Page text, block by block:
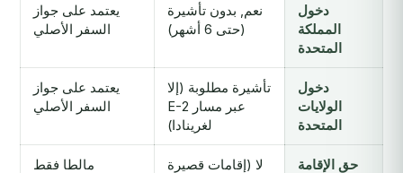
دخول
المملكة
المتحدة
نعم, بدون تأشيرة
(حتى 6 أشهر)
يعتمد على جواز
السفر الأصلي
دخول
الولايات
المتحدة
تأشيرة مطلوبة (إلا
عبر مسار E-2
لغرينادا)
يعتمد على جواز
السفر الأصلي
حق الإقامة
لا (إقامات قصيرة
مالطا فقط